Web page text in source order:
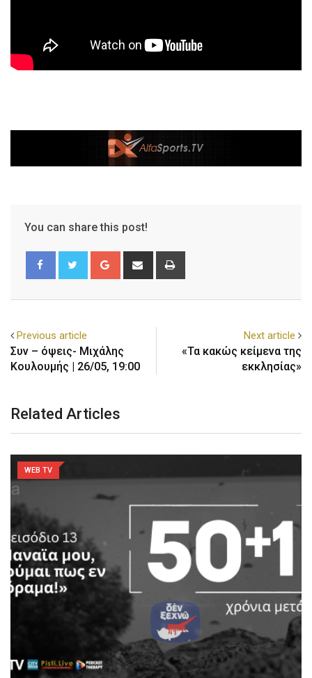
You can share this post!
Previous article
Συν – όψεις- Μιχάλης
Κουλουμής | 26/05, 19:00
Next article
«Τα κακώς κείμενα της
εκκλησίας»
Related Articles
WEB TV